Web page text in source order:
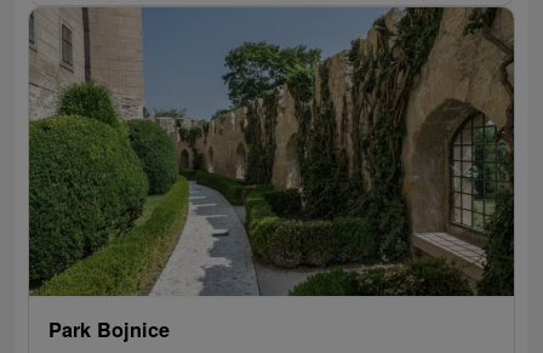
Park Bojnice